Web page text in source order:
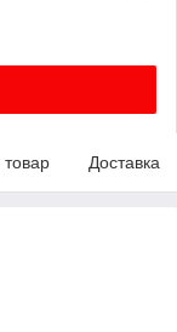
товар Доставка